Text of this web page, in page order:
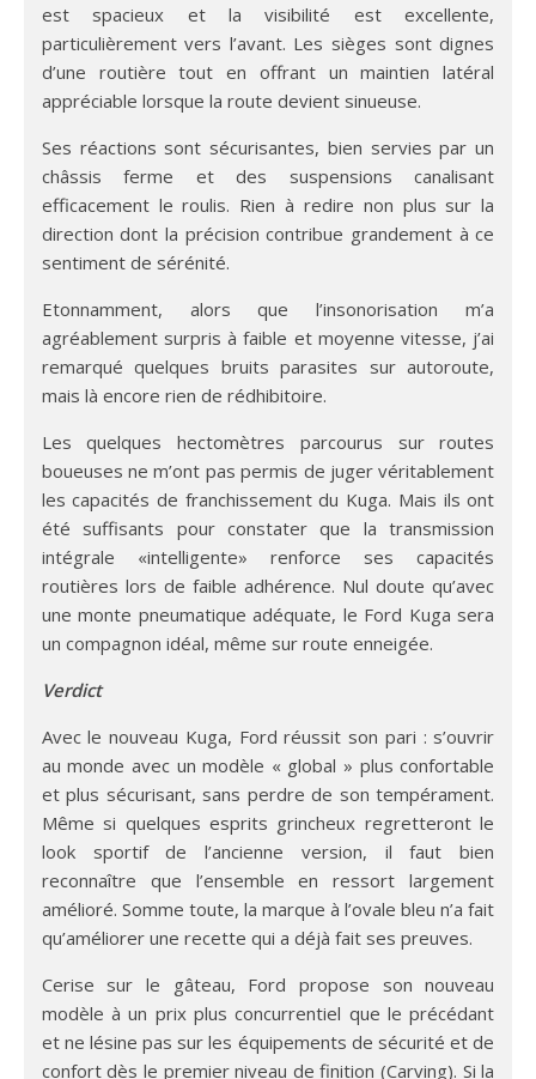
est spacieux et la visibilité est excellente,
particulièrement vers l’avant. Les sièges sont dignes
d’une routière tout en offrant un maintien latéral
appréciable lorsque la route devient sinueuse.
Ses réactions sont sécurisantes, bien servies par un
châssis ferme et des suspensions canalisant
efficacement le roulis. Rien à redire non plus sur la
direction dont la précision contribue grandement à ce
sentiment de sérénité.
Etonnamment, alors que l’insonorisation m’a
agréablement surpris à faible et moyenne vitesse, j’ai
remarqué quelques bruits parasites sur autoroute,
mais là encore rien de rédhibitoire.
Les quelques hectomètres parcourus sur routes
boueuses ne m’ont pas permis de juger véritablement
les capacités de franchissement du Kuga. Mais ils ont
été suffisants pour constater que la transmission
intégrale «intelligente» renforce ses capacités
routières lors de faible adhérence. Nul doute qu’avec
une monte pneumatique adéquate, le Ford Kuga sera
un compagnon idéal, même sur route enneigée.
Verdict
Avec le nouveau Kuga, Ford réussit son pari : s’ouvrir
au monde avec un modèle « global » plus confortable
et plus sécurisant, sans perdre de son tempérament.
Même si quelques esprits grincheux regretteront le
look sportif de l’ancienne version, il faut bien
reconnaître que l’ensemble en ressort largement
amélioré. Somme toute, la marque à l’ovale bleu n’a fait
qu’améliorer une recette qui a déjà fait ses preuves.
Cerise sur le gâteau, Ford propose son nouveau
modèle à un prix plus concurrentiel que le précédant
et ne lésine pas sur les équipements de sécurité et de
confort dès le premier niveau de finition (Carving). Si la